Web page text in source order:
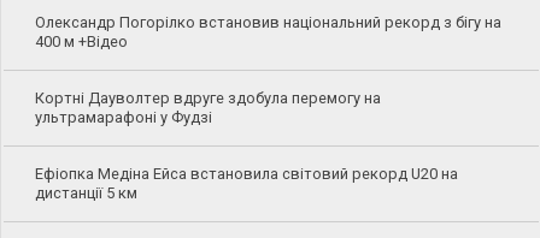
Олександр Погорілко встановив національний рекорд з бігу на
400 м +Відео
Кортні Дауволтер вдруге здобула перемогу на
ультрамарафоні у Фудзі
Ефіопка Медіна Ейса встановила світовий рекорд U20 на
дистанції 5 км